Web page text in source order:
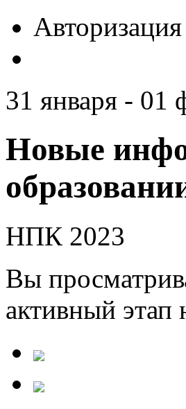
Авторизация
31 января - 01
Новые
НПК 2023
Вы
активный этап